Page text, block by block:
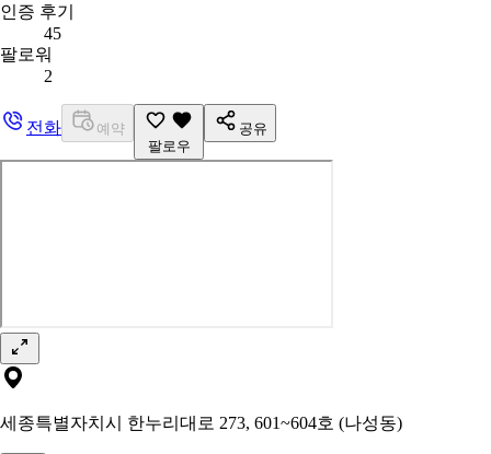
인증 후기
45
팔로워
2
전화
예약
팔로우
공유
세종특별자치시 한누리대로 273, 601~604호 (나성동)